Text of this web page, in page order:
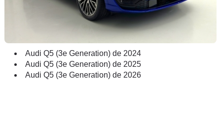
Audi Q5 (3e Generation) de 2024
Audi Q5 (3e Generation) de 2025
Audi Q5 (3e Generation) de 2026